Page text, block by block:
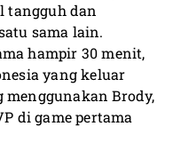
tangguh dan
sama lain.
hampir 30 menit,
yang keluar
menggunakan Brody,
di game pertama